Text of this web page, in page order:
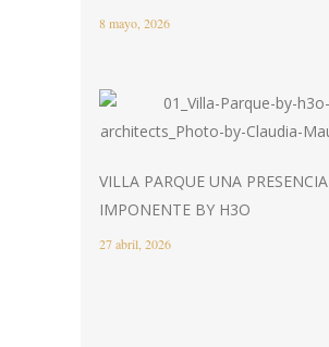
8 mayo, 2026
VILLA PARQUE UNA PRESENCIA
IMPONENTE BY H3O
27 abril, 2026